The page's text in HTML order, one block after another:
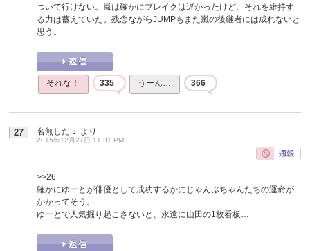
ついて行けない。嵐は確かにブレイクは遅かったけど、それを維持す
る力は蓄えていた。残念ながらJUMPもまた嵐の後継者には成れないと
思う。
それな！ 335 うーん… 366
27 名無しだＪ より
2015年12月27日 11:31 PM
>>26
確かにゆーとが俳優として成功するかにじゃんぷちゃんたちの運命が
かかってそう。
ゆーとで人気掘り起こさないと、永遠に山田の1枚看板…